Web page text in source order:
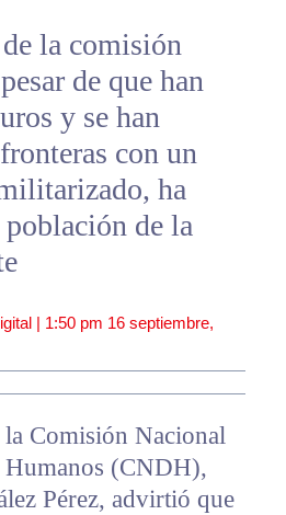
la comisión
de que han
y se han
con un
ha
de la
| 1:50 pm 16 septiembre,
Comisión Nacional
Humanos (CNDH),
Pérez, advirtió que